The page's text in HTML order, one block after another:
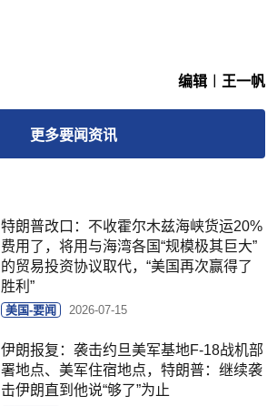
编辑︱王一帆
更多要闻资讯
特朗普改口：不收霍尔木兹海峡货运20%
费用了，将用与海湾各国“规模极其巨大”
的贸易投资协议取代，“美国再次赢得了
胜利”
美国-要闻 2026-07-15
伊朗报复：袭击约旦美军基地F-18战机部
署地点、美军住宿地点，特朗普：继续袭
击伊朗直到他说“够了”为止